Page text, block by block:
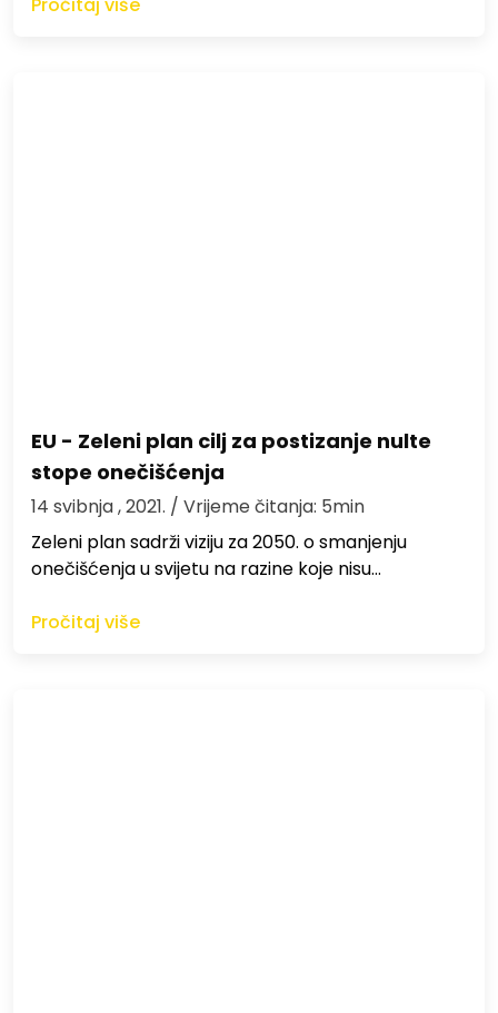
EU - Zeleni plan cilj za postizanje nulte
stope onečišćenja
14 svibnja , 2021. / Vrijeme čitanja: 5min
Zeleni plan sadrži viziju za 2050. o smanjenju
onečišćenja u svijetu na razine koje nisu…
Pročitaj više